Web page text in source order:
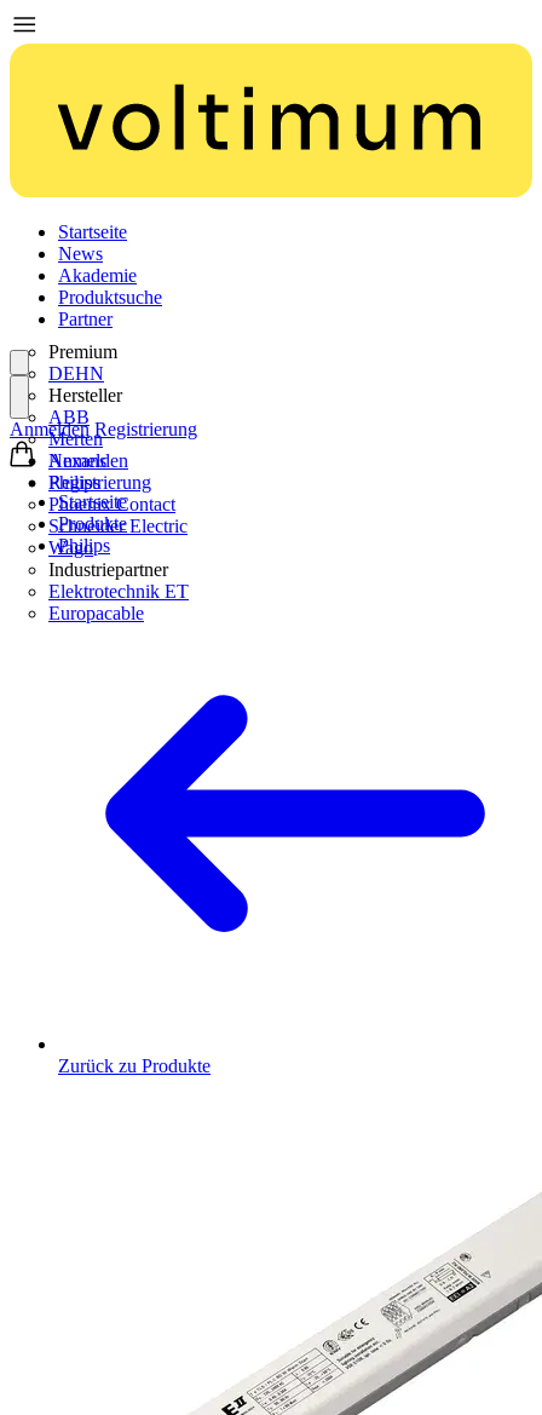
Startseite
News
Akademie
Produktsuche
Partner
Premium
DEHN
Hersteller
ABB
Merten
Nexans
Philips
Phoenix Contact
Schneider Electric
Wago
Industriepartner
Elektrotechnik ET
Europacable
Anmelden
Registrierung
Anmelden Registrierung
Startseite
Produkte
Philips
Zurück zu Produkte